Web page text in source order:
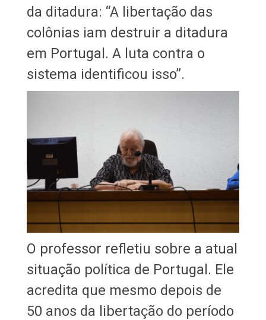
da ditadura: “A libertação das
colônias iam destruir a ditadura
em Portugal. A luta contra o
sistema identificou isso”.
O professor refletiu sobre a atual
situação política de Portugal. Ele
acredita que mesmo depois de
50 anos da libertação do período